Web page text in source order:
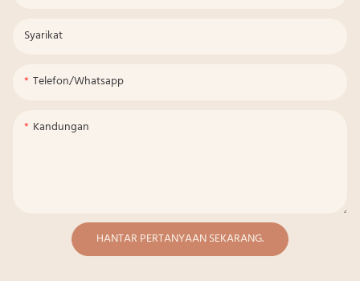
Syarikat
Telefon/whatsapp
Kandungan
HANTAR PERTANYAAN SEKARANG.